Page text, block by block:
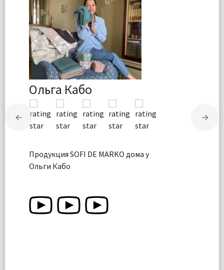
Ольга Кабо
Продукция SOFI DE MARKO дома у
Ольги Кабо